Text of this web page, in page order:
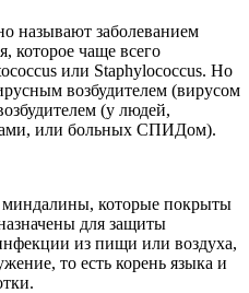
называют заболеванием
которое чаще всего
или Staphylococcus. Но
возбудителем (вирусом
(у людей,
или больных СПИДом).
миндалины, которые покрыты
для защиты
из пищи или воздуха,
то есть корень языка и